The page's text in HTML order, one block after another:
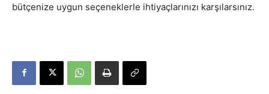
bütçenize uygun seçeneklerle ihtiyaçlarınızı karşılarsınız.